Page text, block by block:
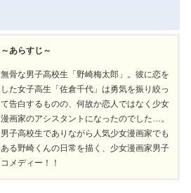
～あらすじ～
無骨な男子高校生「野崎梅太郎」。彼に恋を
した女子高生「佐倉千代」は勇気を振り絞っ
て告白するものの、何故か恋人ではなく少女
漫画家のアシスタントになったのでした…。
男子高校生でありながら人気少女漫画家でも
ある野崎くんの日常を描く、少女漫画家男子
コメディー！！